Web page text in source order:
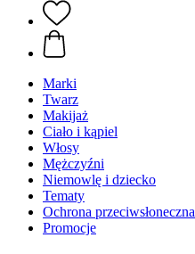
Marki
Twarz
Makijaż
Ciało i kąpiel
Włosy
Mężczyźni
Niemowlę i dziecko
Tematy
Ochrona przeciwsłoneczna
Promocje